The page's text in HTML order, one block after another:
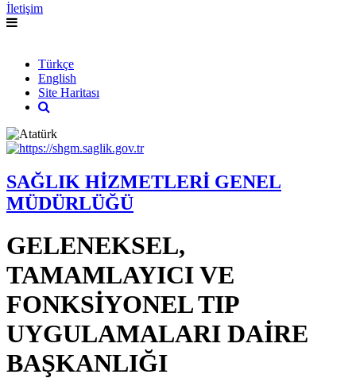
İletişim
Türkçe
English
Site Haritası
SAĞLIK HİZMETLERİ GENEL
MÜDÜRLÜĞÜ
GELENEKSEL,
TAMAMLAYICI VE
FONKSİYONEL TIP
UYGULAMALARI DAİRE
BAŞKANLIĞI